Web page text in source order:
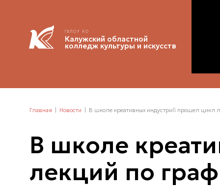
ГБПОУ КО
Калужский областной
колледж культуры и искусств
Главная Новости В школе креативных индустрий прошел цикл
В школе
лекций по